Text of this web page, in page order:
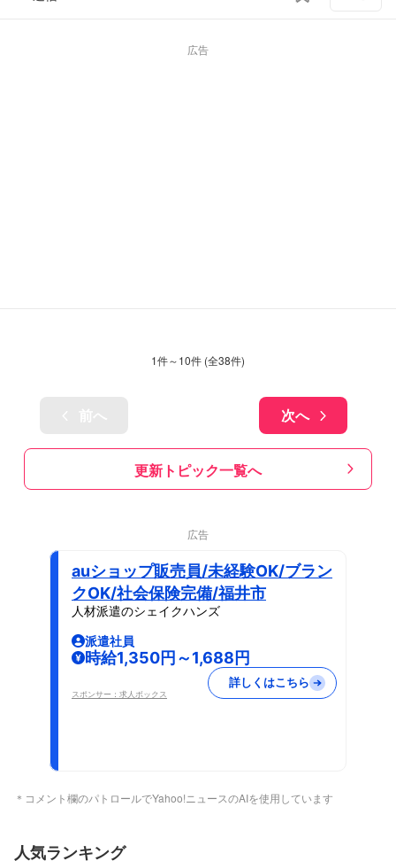
広告
1件～10件 (全38件)
次へ
更新トピック一覧へ
広告
auショップ販売員/未経験OK/ブラン
クOK/社会保険完備/福井市
人材派遣のシェイクハンズ
派遣社員
時給1,350円～1,688円
スポンサー：求人ボックス
詳しくはこちら
＊コメント欄のパトロールでYahoo!ニュースのAIを使用しています
人気ランキング